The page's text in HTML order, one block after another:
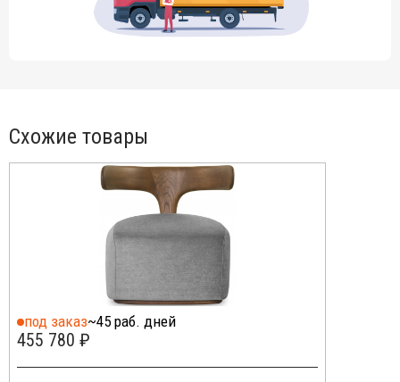
Схожие товары
под заказ~45 раб. дней
455 780 ₽